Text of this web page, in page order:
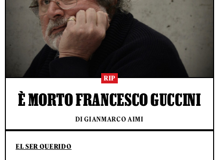
EL SER QUERIDO
RIP
È MORTO FRANCESCO GUCCINI
DI GIANMARCO AIMI